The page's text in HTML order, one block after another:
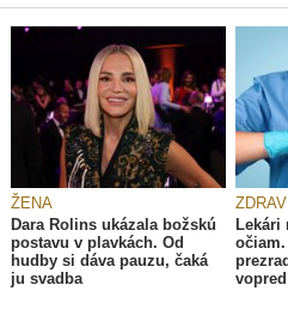
ŽENA
Dara Rolins ukázala božskú
postavu v plavkách. Od
hudby si dáva pauzu, čaká
ju svadba
Lekári
vopred